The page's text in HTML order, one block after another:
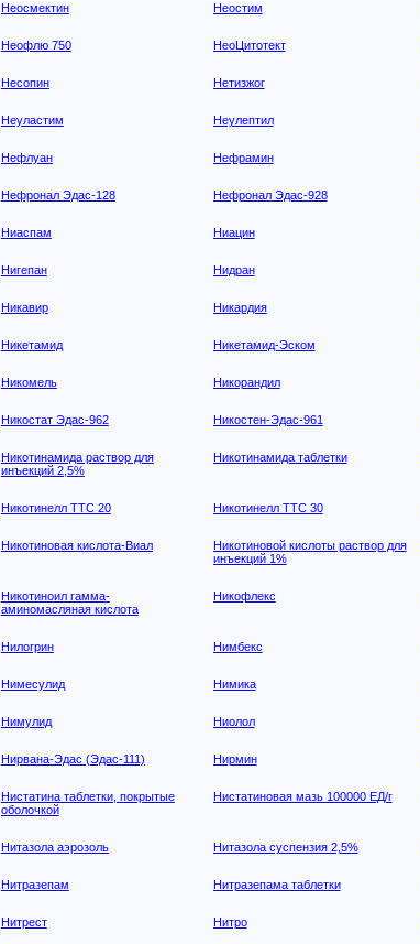
Неосмектин Неостим
Неофлю 750 НеоЦитотект
Несопин Нетизжог
Неуластим Неулептил
Нефлуан Нефрамин
Нефронал Эдас-128 Нефронал Эдас-928
Ниаспам Ниацин
Нигепан Нидран
Никавир Никардия
Никетамид Никетамид-Эском
Никомель Никорандил
Никостат Эдас-962 Никостен-Эдас-961
Никотинамида раствор для
инъекций 2,5%
Никотинамида таблетки
Никотинелл ТТС 20 Никотинелл ТТС 30
Никотиновая кислота-Виал
Никотиновой кислоты раствор для
инъекций 1%
Никотиноил гамма-
аминомасляная кислота
Никофлекс
Нилогрин Нимбекс
Нимесулид Нимика
Нимулид Ниолол
Нирвана-Эдас (Эдас-111) Нирмин
Нистатина таблетки, покрытые
оболочкой
Нистатиновая мазь 100000 ЕД/г
Нитазола аэрозоль Нитазола суспензия 2,5%
Нитразепам Нитразепама таблетки
Нитрест Нитро